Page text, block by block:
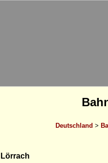
Deutschland >
Lörrach